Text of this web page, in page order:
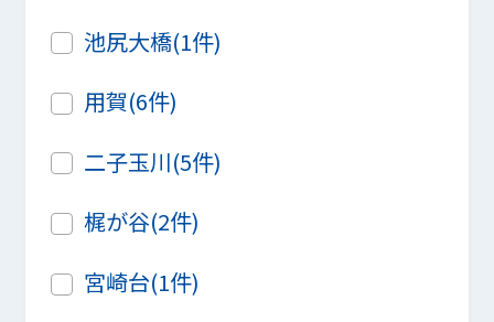
池尻大橋(1件)
用賀(6件)
二子玉川(5件)
梶が谷(2件)
宮崎台(1件)